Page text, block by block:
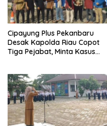
Cipayung Plus Pekanbaru
Desak Kapolda Riau Copot
Tiga Pejabat, Minta Kasus